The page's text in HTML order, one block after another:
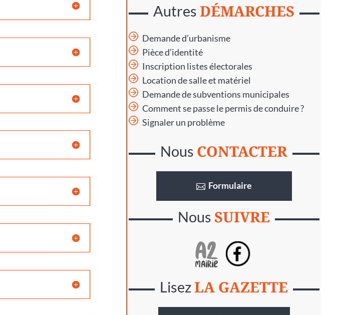
AutresDÉMARCHES
Demande d’urbanisme
Pièce d’identité
Inscription listes électorales
Location de salle et matériel
Demande de subventions municipales
Comment se passe le permis de conduire ?
Signaler un problème
Nous CONTACTER
Formulaire
Nous SUIVRE
LisezLA GAZETTE